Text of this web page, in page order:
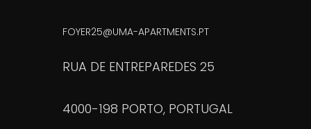
FOYER25@UMA-APARTMENTS.PT
RUA DE ENTREPAREDES 25
4000-198 PORTO, PORTUGAL